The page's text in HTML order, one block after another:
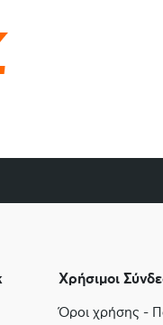
Χρήσιμοι
Όροι χρήσης -